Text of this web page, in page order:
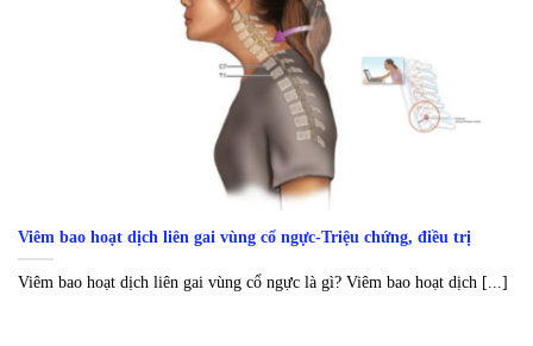
Viêm bao hoạt dịch liên gai vùng cổ ngực-Triệu chứng, điều trị
Viêm bao hoạt dịch liên gai vùng cổ ngực là gì? Viêm bao hoạt dịch [...]